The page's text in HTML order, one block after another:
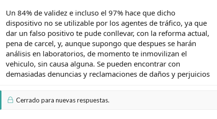
Un 84% de validez e incluso el 97% hace que dicho
dispositivo no se utilizable por los agentes de tráfico, ya que
dar un falso positivo te pude conllevar, con la reforma actual,
pena de carcel, y, aunque supongo que despues se harán
análisis en laboratorios, de momento te inmovilizan el
vehiculo, sin causa alguna. Se pueden encontrar con
demasiadas denuncias y reclamaciones de daños y perjuicios
Cerrado para nuevas respuestas.